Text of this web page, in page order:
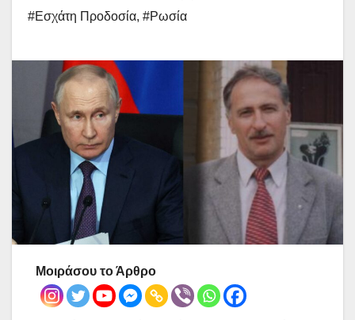
#Εσχάτη Προδοσία, #Ρωσία
Μοιράσου το Άρθρο